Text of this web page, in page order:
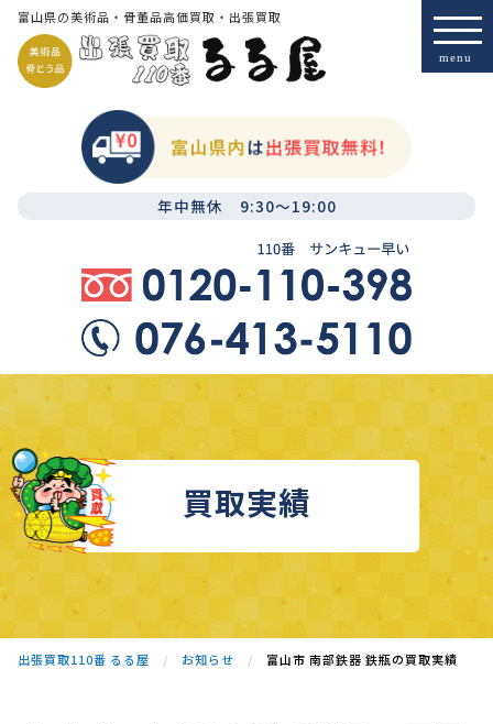
富山県の美術品・骨董品高価買取・出張買取
年中無休 9:30～19:00
買取実績
出張買取110番 るる屋 お知らせ 富山市 南部鉄器 鉄瓶の買取実績